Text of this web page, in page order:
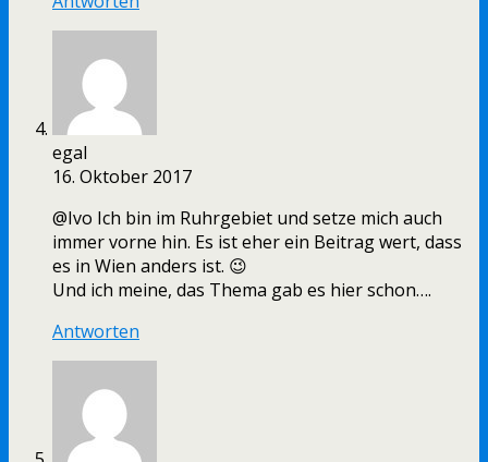
egal
16. Oktober 2017
@Ivo Ich bin im Ruhrgebiet und setze mich auch
immer vorne hin. Es ist eher ein Beitrag wert, dass
es in Wien anders ist. 😉
Und ich meine, das Thema gab es hier schon….
Antworten